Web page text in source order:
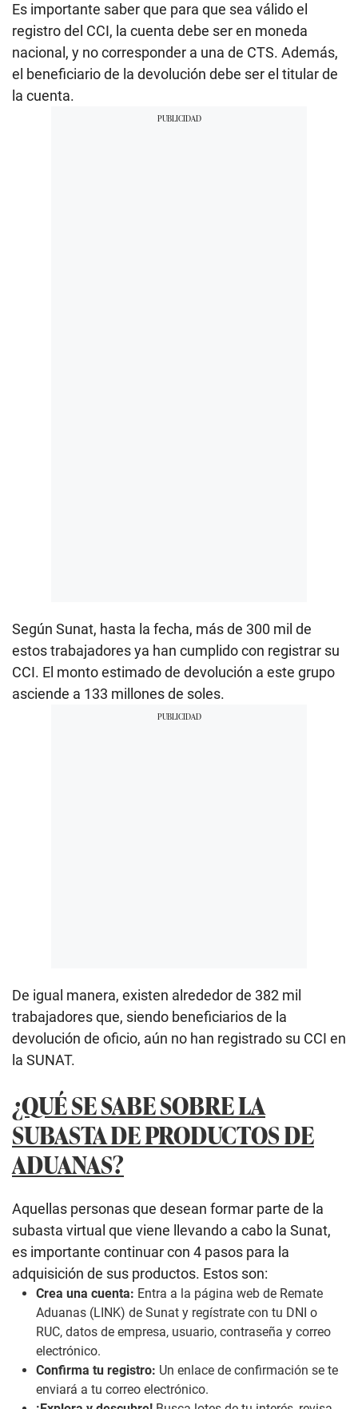
Es importante saber que para que sea válido el
registro del CCI, la cuenta debe ser en moneda
nacional, y no corresponder a una de CTS. Además,
el beneficiario de la devolución debe ser el titular de
la cuenta.
Según Sunat, hasta la fecha, más de 300 mil de
estos trabajadores ya han cumplido con registrar su
CCI. El monto estimado de devolución a este grupo
asciende a 133 millones de soles.
De igual manera, existen alrededor de 382 mil
trabajadores que, siendo beneficiarios de la
devolución de oficio, aún no han registrado su CCI en
la SUNAT.
¿QUÉ SE SABE SOBRE LA
SUBASTA DE PRODUCTOS DE
ADUANAS?
Aquellas personas que desean formar parte de la
subasta virtual que viene llevando a cabo la Sunat,
es importante continuar con 4 pasos para la
adquisición de sus productos. Estos son:
Crea una cuenta: Entra a la página web de Remate
Aduanas (LINK) de Sunat y regístrate con tu DNI o
RUC, datos de empresa, usuario, contraseña y correo
electrónico.
Confirma tu registro: Un enlace de confirmación se te
enviará a tu correo electrónico.